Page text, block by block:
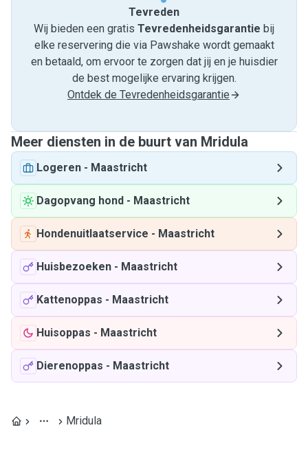
Tevreden
Wij bieden een gratis Tevredenheids­garantie bij
elke reservering die via Pawshake wordt gemaakt
en betaald, om ervoor te zorgen dat jij en je huisdier
de best mogelijke ervaring krijgen.
Ontdek de Tevredenheidsgarantie
Meer diensten in de buurt van Mridula
Logeren - Maastricht
Dagopvang hond - Maastricht
Hondenuitlaatservice - Maastricht
Huisbezoeken - Maastricht
Kattenoppas - Maastricht
Huisoppas - Maastricht
Dierenoppas - Maastricht
Mridula